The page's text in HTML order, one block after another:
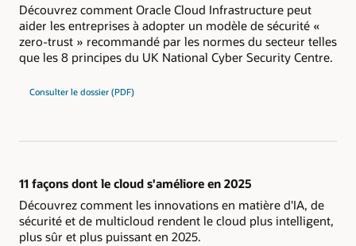
Découvrez comment Oracle Cloud Infrastructure peut
aider les entreprises à adopter un modèle de sécurité «
zero-trust » recommandé par les normes du secteur telles
que les 8 principes du UK National Cyber Security Centre.
Consulter le dossier (PDF)
11 façons dont le cloud s'améliore en 2025
Découvrez comment les innovations en matière d'IA, de
sécurité et de multicloud rendent le cloud plus intelligent,
plus sûr et plus puissant en 2025.